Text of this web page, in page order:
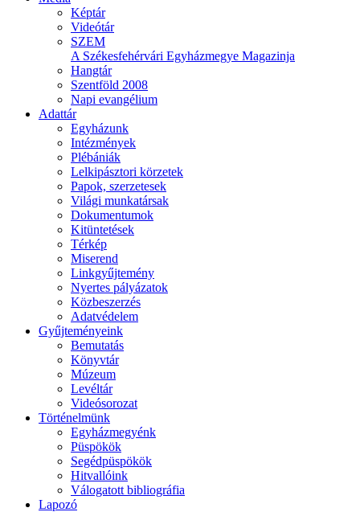
Képtár
Videótár
SZEM
A Székesfehérvári Egyházmegye Magazinja
Hangtár
Szentföld 2008
Napi evangélium
Adattár
Egyházunk
Intézmények
Plébániák
Lelkipásztori körzetek
Papok, szerzetesek
Világi munkatársak
Dokumentumok
Kitüntetések
Térkép
Miserend
Linkgyűjtemény
Nyertes pályázatok
Közbeszerzés
Adatvédelem
Gyűjteményeink
Bemutatás
Könyvtár
Múzeum
Levéltár
Videósorozat
Történelmünk
Egyházmegyénk
Püspökök
Segédpüspökök
Hitvallóink
Válogatott bibliográfia
Lapozó